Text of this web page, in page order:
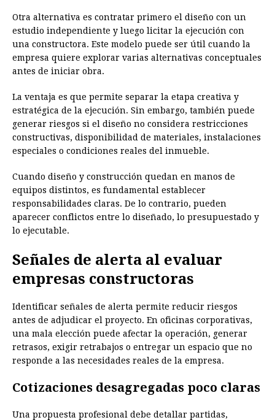
Otra alternativa es contratar primero el diseño con un
estudio independiente y luego licitar la ejecución con
una constructora. Este modelo puede ser útil cuando la
empresa quiere explorar varias alternativas conceptuales
antes de iniciar obra.
La ventaja es que permite separar la etapa creativa y
estratégica de la ejecución. Sin embargo, también puede
generar riesgos si el diseño no considera restricciones
constructivas, disponibilidad de materiales, instalaciones
especiales o condiciones reales del inmueble.
Cuando diseño y construcción quedan en manos de
equipos distintos, es fundamental establecer
responsabilidades claras. De lo contrario, pueden
aparecer conflictos entre lo diseñado, lo presupuestado y
lo ejecutable.
Señales de alerta al evaluar
empresas constructoras
Identificar señales de alerta permite reducir riesgos
antes de adjudicar el proyecto. En oficinas corporativas,
una mala elección puede afectar la operación, generar
retrasos, exigir retrabajos o entregar un espacio que no
responde a las necesidades reales de la empresa.
Cotizaciones desagregadas poco claras
Una propuesta profesional debe detallar partidas,